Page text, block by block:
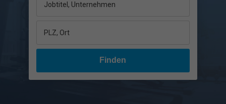
Jobtitel, Unternehmen
PLZ, Ort